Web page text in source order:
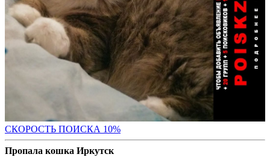
СКОРОСТЬ ПОИСКА 10%
Пропала кошка Иркутск